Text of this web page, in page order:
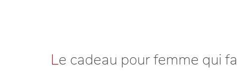
Le cadeau pour femme qui